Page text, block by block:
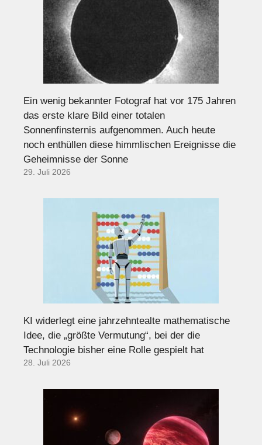
Ein wenig bekannter Fotograf hat vor 175 Jahren
das erste klare Bild einer totalen
Sonnenfinsternis aufgenommen. Auch heute
noch enthüllen diese himmlischen Ereignisse die
Geheimnisse der Sonne
29. Juli 2026
KI widerlegt eine jahrzehntealte mathematische
Idee, die „größte Vermutung“, bei der die
Technologie bisher eine Rolle gespielt hat
28. Juli 2026